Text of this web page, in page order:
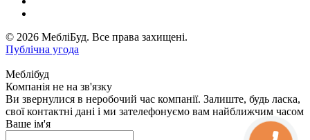
© 2026 МебліБуд. Все права захищені.
Публічна угода
Меблібуд
Компанія не на зв'язку
Ви звернулися в неробочий час компанії. Залиште, будь ласка,
свої контактні дані і ми зателефонуємо вам найближчим часом
Ваше ім'я